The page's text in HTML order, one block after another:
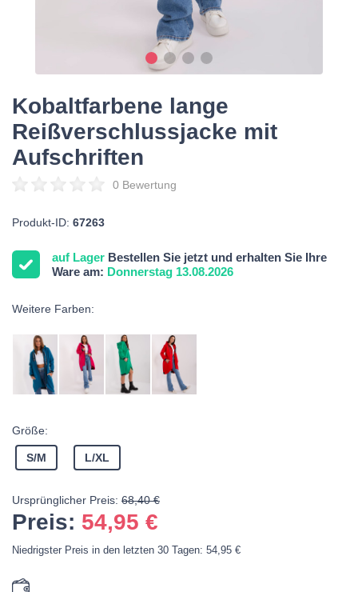
Kobaltfarbene lange
Reißverschlussjacke mit
Aufschriften
0 Bewertung
Produkt-ID: 67263
auf Lager Bestellen Sie jetzt und erhalten Sie Ihre
Ware am: Donnerstag 13.08.2026
Weitere Farben:
Größe:
S/M L/XL
Ursprünglicher Preis: 68,40 €
Preis: 54,95 €
Niedrigster Preis in den letzten 30 Tagen: 54,95 €